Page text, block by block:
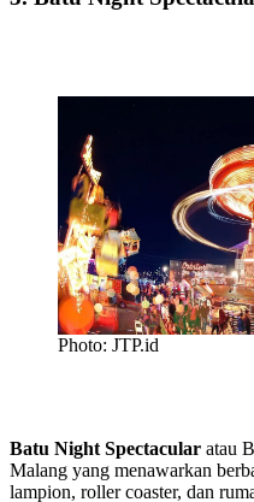
Photo: JTP.id
Batu Night Spectacular atau
Malang yang menawarkan
lampion, roller coaster, dan